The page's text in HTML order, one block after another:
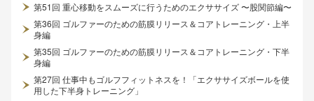
第51回 重心移動をスムーズに行うためのエクササイズ 〜股関節編〜
第36回 ゴルファーのための筋膜リリース＆コアトレーニング・上半
身編
第35回 ゴルファーのための筋膜リリース＆コアトレーニング・下半
身編
第27回 仕事中もゴルフフィットネスを！「エクササイズボールを使
用した下半身トレーニング」